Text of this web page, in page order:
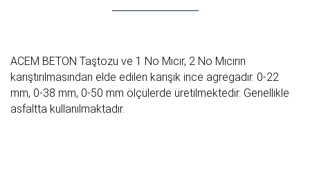
ACEM BETON Taştozu ve 1 No Mıcır, 2 No Mıcırın
karıştırılmasından elde edilen karışık ince agregadır. 0-22
mm, 0-38 mm, 0-50 mm ölçülerde üretilmektedir. Genellikle
asfaltta kullanılmaktadır.